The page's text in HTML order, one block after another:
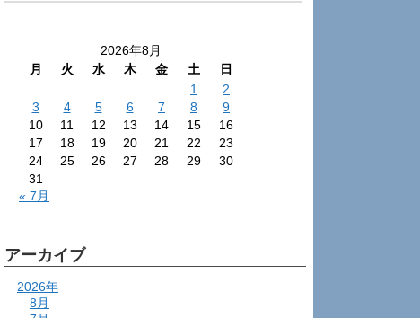
2026年8月
月
火 水 木 金 土
日
1
2
3
4 5 6 7 8
9
10
11 12 13 14 15
16
17
18 19 20 21 22
23
24
25 26 27 28 29
30
31
« 7月
アーカイブ
2026年
8月